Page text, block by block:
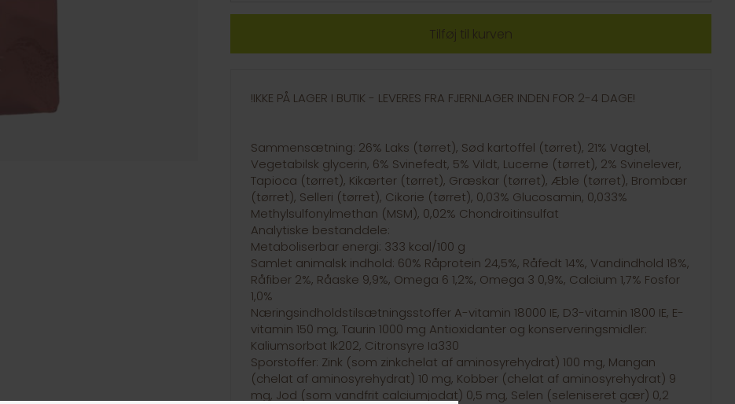
!IKKE PÅ LAGER I BUTIK - LEVERES FRA FJERNLAGER INDEN FOR 2-4 DAGE!
Sammensætning: 26% Laks (tørret), Sød kartoffel (tørret), 21% Vagtel,
Vegetabilsk glycerin, 6% Svinefedt, 5% Vildt, Lucerne (tørret), 2% Svinelever,
Tapioca (tørret), Kikærter (tørret), Græskar (tørret), Æble (tørret), Brombær
(tørret), Selleri (tørret), Cikorie (tørret), 0,03% Glucosamin, 0,033%
Methylsulfonylmethan (MSM), 0,02% Chondroitinsulfat
Analytiske bestanddele:
Metaboliserbar energi: 333 kcal/100 g
Samlet animalsk indhold: 60% Råprotein 24,5%, Råfedt 14%, Vandindhold 18%,
Råfiber 2%, Råaske 9,9%, Omega 6 1,2%, Omega 3 0,9%, Calcium 1,7% Fosfor
1,0%
Næringsindholdstilsætningsstoffer A-vitamin 18000 IE, D3-vitamin 1800 IE, E-
vitamin 150 mg, Taurin 1000 mg Antioxidanter og konserveringsmidler:
Kaliumsorbat Ik202, Citronsyre Ia330
Sporstoffer: Zink (som zinkchelat af aminosyrehydrat) 100 mg, Mangan
(chelat af aminosyrehydrat) 10 mg, Kobber (chelat af aminosyrehydrat) 9
mg, Jod (som vandfrit calciumjodat) 0,5 mg, Selen (seleniseret gær) 0,2